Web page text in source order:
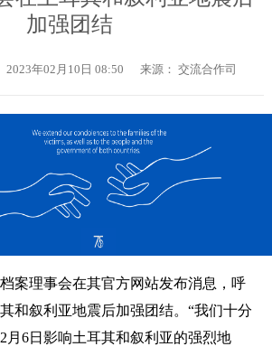
加强团结
2023年02月10日 08:50 来源： 交流合作司
案理事会在其官方网站发布消息，呼
和叙利亚地震后加强团结。 “我们十分
2 月 6日影响土耳其和叙利亚的强烈地